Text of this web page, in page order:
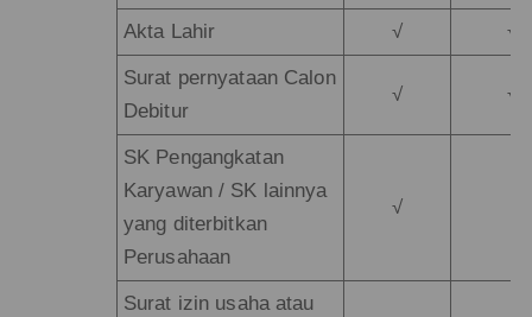
Akta Lahir √ √
Surat pernyataan Calon
Debitur
√ √
SK Pengangkatan
Karyawan / SK lainnya
yang diterbitkan
Perusahaan
√
Surat izin usaha atau